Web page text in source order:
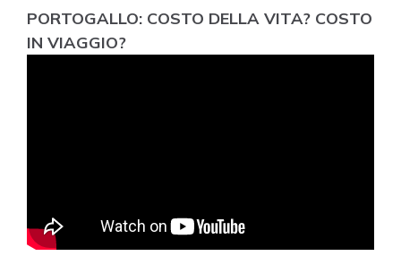
PORTOGALLO: COSTO DELLA VITA? COSTO
IN VIAGGIO?